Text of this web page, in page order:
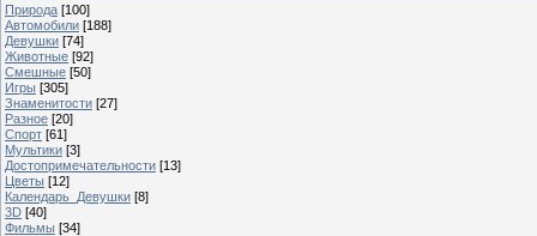
Природа [100]
Автомобили [188]
Девушки [74]
Животные [92]
Смешные [50]
Игры [305]
Знаменитости [27]
Разное [20]
Спорт [61]
Мультики [3]
Достопримечательности [13]
Цветы [12]
Календарь_Девушки [8]
3D [40]
Фильмы [34]